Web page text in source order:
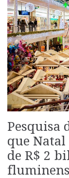
Pesquisa
que
de R$ 2